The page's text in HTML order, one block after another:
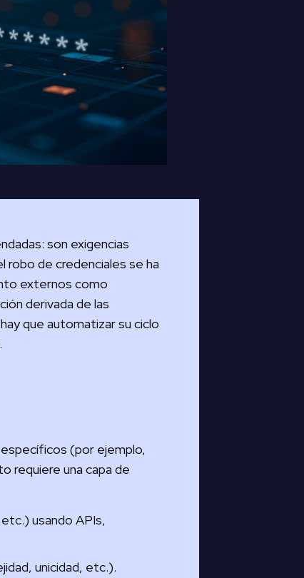
son exigencias
robo de credenciales se ha
externos como
derivada de las
que automatizar su ciclo
(por ejemplo,
requiere una capa de
usando APIs,
unicidad, etc.).